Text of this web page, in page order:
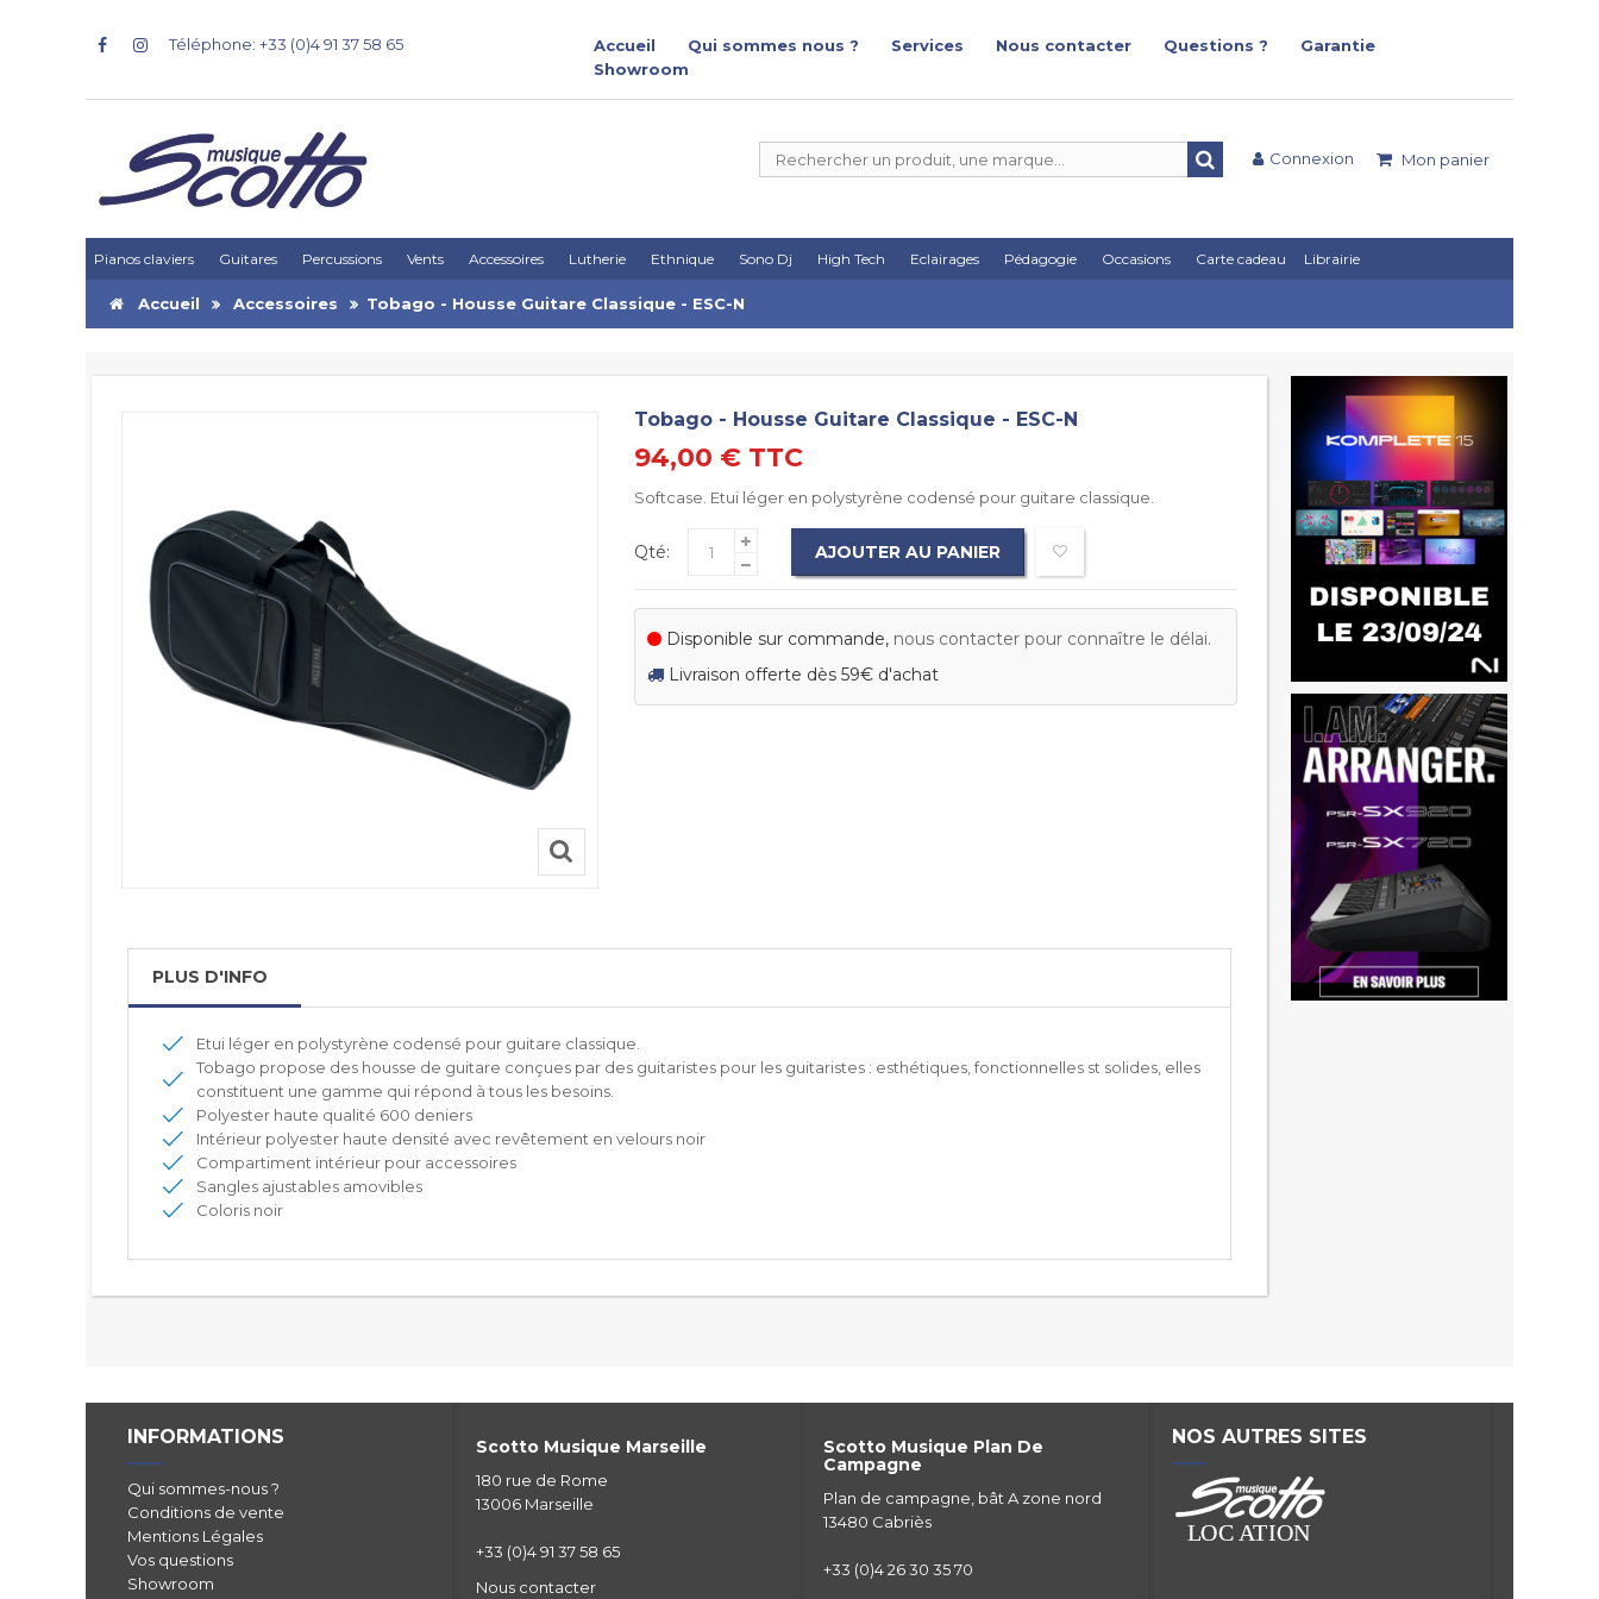
Téléphone: +33 (0)4 91 37 58 65 Accueil Qui sommes nous ? Services Nous contacter Questions ?
Garantie
Showroom
Mon panier
Connexion
Pianos claviers Guitares Percussions Vents Accessoires Lutherie Ethnique Sono Dj High Tech Eclairages Pédagogie Occasions Carte cadeau Librairie
Accueil Accessoires Tobago - Housse Guitare Classique - ESC-N
Tobago - Housse Guitare Classique - ESC-N
94,00 € TTC
Softcase. Etui léger en polystyrène codensé pour guitare classique.
Qté: AJOUTER AU PANIER
Disponible sur commande, nous contacter pour connaître le délai.
Livraison offerte dès 59€ d'achat
PLUS D'INFO
Etui léger en polystyrène codensé pour guitare classique.
Tobago propose des housse de guitare conçues par des guitaristes pour les guitaristes : esthétiques, fonctionnelles st solides, elles
constituent une gamme qui répond à tous les besoins.
Polyester haute qualité 600 deniers
Intérieur polyester haute densité avec revêtement en velours noir
Compartiment intérieur pour accessoires
Sangles ajustables amovibles
Coloris noir
INFORMATIONS
Qui sommes-nous ?
Conditions de vente
Mentions Légales
Vos questions
Showroom
Scotto Musique Marseille
180 rue de Rome
13006 Marseille
+33 (0)4 91 37 58 65
Nous contacter
Scotto Musique Plan De
Campagne
Plan de campagne, bât A zone nord
13480 Cabriès
+33 (0)4 26 30 35 70
NOS AUTRES SITES